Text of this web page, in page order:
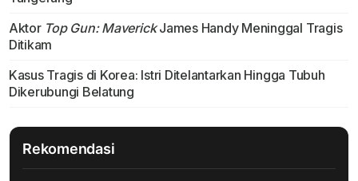
Aktor Top Gun: MaverickJames Handy Meninggal Tragis
Ditikam
Kasus Tragis di Korea: Istri Ditelantarkan Hingga Tubuh
Dikerubungi Belatung
Rekomendasi